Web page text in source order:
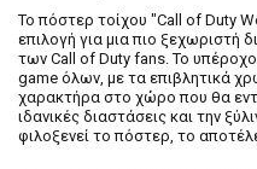
Το πόστερ τοίχου "Call of Duty
επιλογή για μια πιο
των Call of Duty fans. Το
game όλων, με τα επιβλητικά
χαρακτήρα στο χώρο που θα
ιδανικές διαστάσεις και την
φιλοξενεί το πόστερ, το